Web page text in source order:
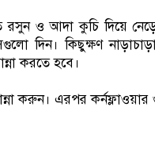
ও আদা কুচি দিয়ে
দিন। কিছুক্ষণ
করতে হবে।
করুন। এরপর